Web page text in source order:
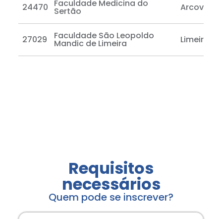
24470 Faculdade Medicina do
Sertão Arcoverde
27029 Faculdade São Leopoldo
Mandic de Limeira Limeira
Requisitos
necessários
Quem pode se inscrever?